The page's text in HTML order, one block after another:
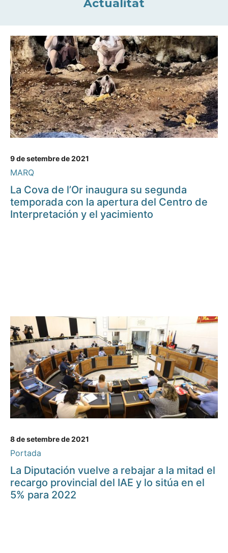
Actualitat
9 de setembre de 2021
MARQ
La Cova de l’Or inaugura su segunda
temporada con la apertura del Centro de
Interpretación y el yacimiento
8 de setembre de 2021
Portada
La Diputación vuelve a rebajar a la mitad el
recargo provincial del IAE y lo sitúa en el
5% para 2022